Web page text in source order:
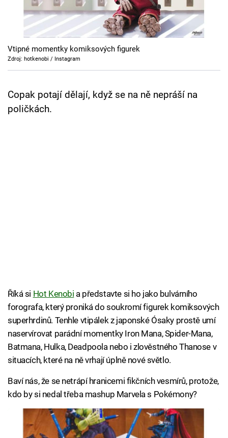
Cool Esport
Pořady
TV Program
Vtipné momentky komiksových figurek
Zdroj: hotkenobi / Instagram
Copak potají dělají, když se na ně nepráší na
poličkách.
Říká si Hot Kenobi a představte si ho jako bulvárního
forografa, který proniká do soukromí figurek komiksových
superhrdinů. Tenhle vtipálek z japonské Ósaky prostě umí
naservírovat parádní momentky Iron Mana, Spider-Mana,
Batmana, Hulka, Deadpoola nebo i zlověstného Thanose v
situacích, které na ně vrhají úplně nové světlo.
Baví nás, že se netrápí hranicemi fikčních vesmírů, protože,
kdo by si nedal třeba mashup Marvela s Pokémony?